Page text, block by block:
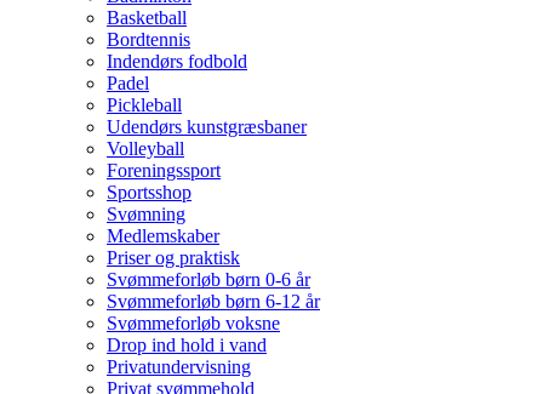
Basketball
Bordtennis
Indendørs fodbold
Padel
Pickleball
Udendørs kunstgræsbaner
Volleyball
Foreningssport
Sportsshop
Svømning
Medlemskaber
Priser og praktisk
Svømmeforløb børn 0-6 år
Svømmeforløb børn 6-12 år
Svømmeforløb voksne
Drop ind hold i vand
Privatundervisning
Privat svømmehold